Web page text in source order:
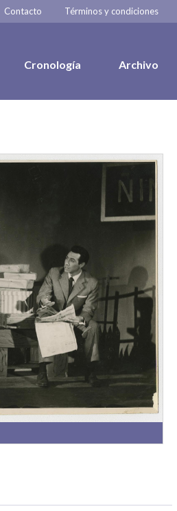
Contacto Términos y condiciones
Cronología Archivo